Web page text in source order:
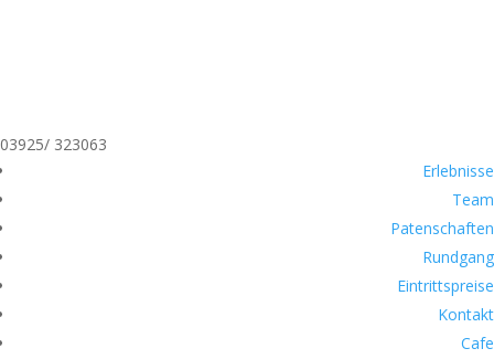
03925/ 323063
Erlebnisse
Team
Patenschaften
Rundgang
Eintrittspreise
Kontakt
Cafe